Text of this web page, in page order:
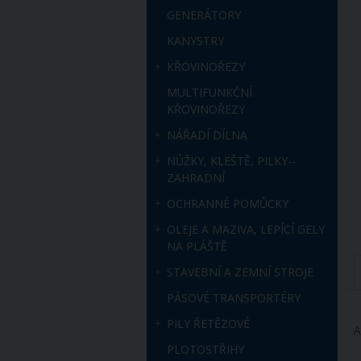
GENERÁTORY
KANYSTRY
KŘOVINOŘEZY
MULTIFUNKČNÍ
KŘOVINOŘEZY
NÁŘADÍ DÍLNA
NŮŽKY, KLEŠTĚ, PILKY--
ZAHRADNÍ
OCHRANNÉ POMŮCKY
OLEJE A MAZIVA, LEPÍCÍ GELY
NA PLÁŠTĚ
STAVEBNÍ A ZEMNÍ STROJE
PÁSOVÉ TRANSPORTÉRY
PILY ŘETĚZOVÉ
PLOTOSTŘIHY